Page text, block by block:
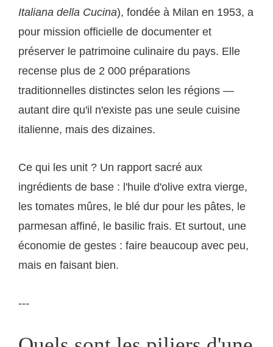
Italiana della Cucina), fondée à Milan en 1953, a
pour mission officielle de documenter et
préserver le patrimoine culinaire du pays. Elle
recense plus de 2 000 préparations
traditionnelles distinctes selon les régions —
autant dire qu'il n'existe pas une seule cuisine
italienne, mais des dizaines.
Ce qui les unit ? Un rapport sacré aux
ingrédients de base : l'huile d'olive extra vierge,
les tomates mûres, le blé dur pour les pâtes, le
parmesan affiné, le basilic frais. Et surtout, une
économie de gestes : faire beaucoup avec peu,
mais en faisant bien.
---